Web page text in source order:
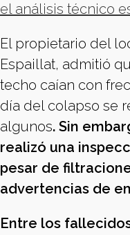
el análisis técnico
El propietario del
Espaillat, admitió
techo caían con
día del colapso se
algunos. Sin
realizó una
pesar de
advertencias de
Entre los